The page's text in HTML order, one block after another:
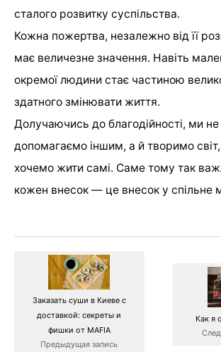
сталого розвитку суспільства.
Кожна пожертва, незалежно від її
має величезне значення. Навіть
окремої людини стає частиною
здатного змінювати життя.
Долучаючись до благодійності, ми
допомагаємо іншим, а й творимо
хочемо жити самі. Саме тому так
кожен внесок — це внесок у спільне
Заказать суши в Киеве с
доставкой: секреты и
фишки от MAFIA
Предыдущая запись
Как я